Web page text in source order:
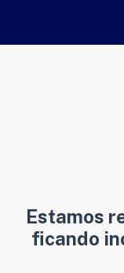
Estamos
ficando